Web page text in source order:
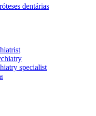
dentárias
specialist